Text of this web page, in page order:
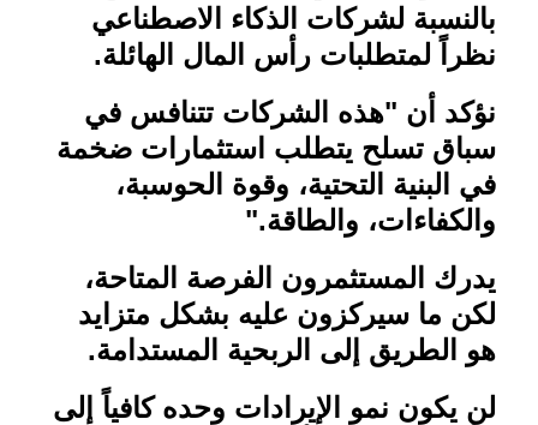
بالنسبة لشركات الذكاء الاصطناعي
نظراً لمتطلبات رأس المال الهائلة.
نؤكد أن "هذه الشركات تتنافس في
سباق تسلح يتطلب استثمارات ضخمة
في البنية التحتية، وقوة الحوسبة،
والكفاءات، والطاقة".
يدرك المستثمرون الفرصة المتاحة،
لكن ما سيركزون عليه بشكل متزايد
هو الطريق إلى الربحية المستدامة.
لن يكون نمو الإيرادات وحده كافياً إلى